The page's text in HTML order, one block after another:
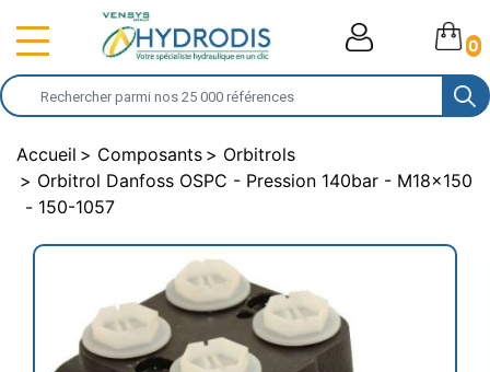
0
Accueil Composants
Orbitrols
Orbitrol Danfoss OSPC - Pression 140bar - M18x150
- 150-1057